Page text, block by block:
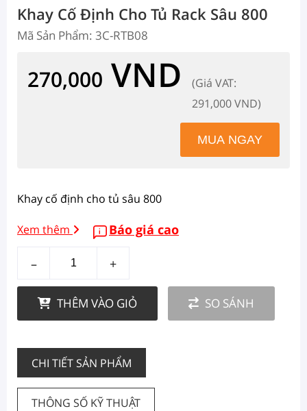
Khay Cố Định Cho Tủ Rack Sâu 800
Mã Sản Phẩm: 3C-RTB08
270,000 VND
(Giá VAT:
291,000 VND)
Khay cố định cho tủ sâu 800
Xem thêm Báo giá cao
– +
THÊM VÀO GIỎ SO SÁNH
CHI TIẾT SẢN PHẨM
THÔNG SỐ KỸ THUẬT